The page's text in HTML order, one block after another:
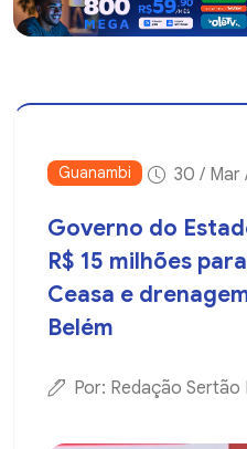
Guanambi 30 / Mar
Governo do
R$ 15 milhões
Ceasa e
Belém
Por: Redação Sertão